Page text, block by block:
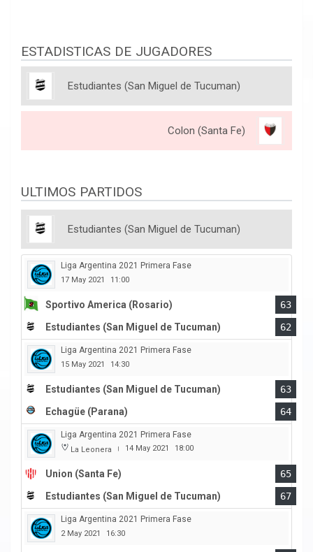
ESTADISTICAS DE JUGADORES
Estudiantes (San Miguel de Tucuman)
Colon (Santa Fe)
ULTIMOS PARTIDOS
Estudiantes (San Miguel de Tucuman)
Liga Argentina 2021 Primera Fase
17 May 2021 11:00
Sportivo America (Rosario)
63
Estudiantes (San Miguel de Tucuman)
62
Liga Argentina 2021 Primera Fase
15 May 2021 14:30
Estudiantes (San Miguel de Tucuman)
63
Echagüe (Parana)
64
Liga Argentina 2021 Primera Fase
La Leonera | 14 May 2021 18:00
Union (Santa Fe)
65
Estudiantes (San Miguel de Tucuman)
67
Liga Argentina 2021 Primera Fase
2 May 2021 16:30